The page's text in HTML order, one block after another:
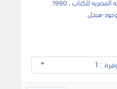
المصريه للكتاب،1990
.
هيجل.
: 1